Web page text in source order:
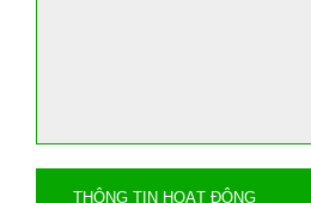
THÔNG TIN HOẠT ĐỘNG